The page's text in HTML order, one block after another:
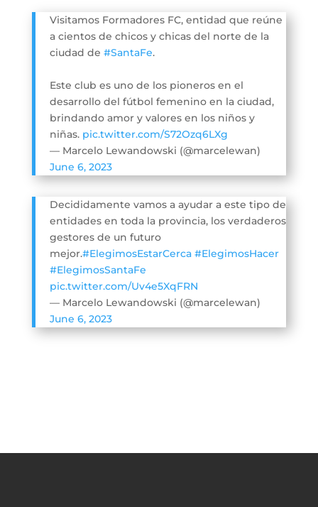
Visitamos Formadores FC, entidad que reúne
a cientos de chicos y chicas del norte de la
ciudad de #SantaFe.
Este club es uno de los pioneros en el
desarrollo del fútbol femenino en la ciudad,
brindando amor y valores en los niños y
niñas. pic.twitter.com/S72Ozq6LXg
— Marcelo Lewandowski (@marcelewan)
June 6, 2023
Decididamente vamos a ayudar a este tipo de
entidades en toda la provincia, los verdaderos
gestores de un futuro
mejor.#ElegimosEstarCerca #ElegimosHacer
#ElegimosSantaFe
pic.twitter.com/Uv4e5XqFRN
— Marcelo Lewandowski (@marcelewan)
June 6, 2023